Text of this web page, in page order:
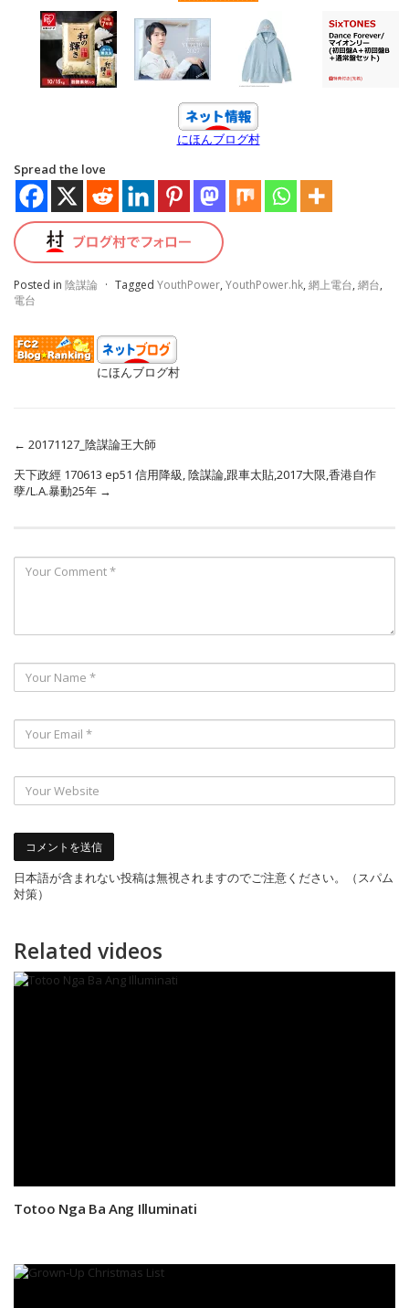
にほんブログ村
Spread the love
Posted in 陰謀論 · Tagged YouthPower, YouthPower.hk, 網上電台, 網台,
電台
にほんブログ村
← 20171127_陰謀論王大師
天下政經 170613 ep51 信用降級, 陰謀論,跟車太貼,2017大限,香港自作
孽/L.A.暴動25年 →
日本語が含まれない投稿は無視されますのでご注意ください。（スパム
対策）
Related videos
Totoo Nga Ba Ang Illuminati